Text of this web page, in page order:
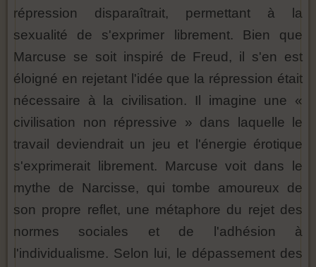
répression disparaîtrait, permettant à la
sexualité de s'exprimer librement. Bien que
Marcuse se soit inspiré de Freud, il s'en est
éloigné en rejetant l'idée que la répression était
nécessaire à la civilisation. Il imagine une «
civilisation non répressive » dans laquelle le
travail deviendrait un jeu et l'énergie érotique
s'exprimerait librement. Marcuse voit dans le
mythe de Narcisse, qui tombe amoureux de
son propre reflet, une métaphore du rejet des
normes sociales et de l'adhésion à
l'individualisme. Selon lui, le dépassement des